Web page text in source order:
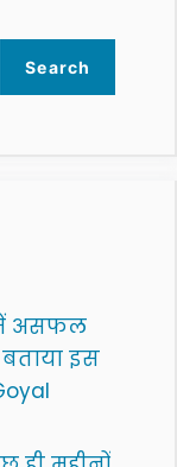
Search
में असफल
इस